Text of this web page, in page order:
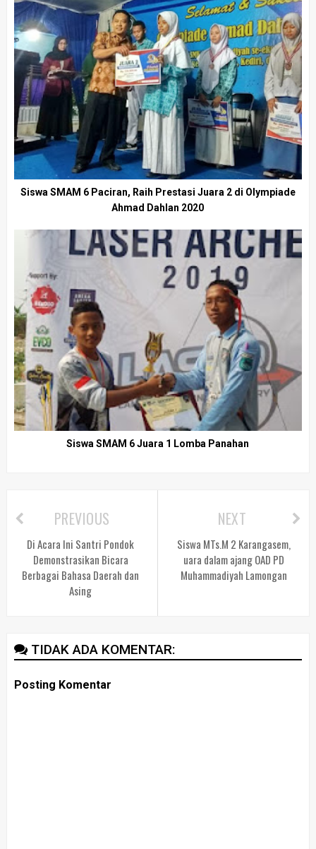
Siswa SMAM 6 Paciran, Raih Prestasi Juara 2 di Olympiade
Ahmad Dahlan 2020
Siswa SMAM 6 Juara 1 Lomba Panahan
NEXT
Siswa MTs.M 2 Karangasem,
uara dalam ajang OAD PD
Muhammadiyah Lamongan
PREVIOUS
Di Acara Ini Santri Pondok
Demonstrasikan Bicara
Berbagai Bahasa Daerah dan
Asing
TIDAK ADA KOMENTAR:
Posting Komentar